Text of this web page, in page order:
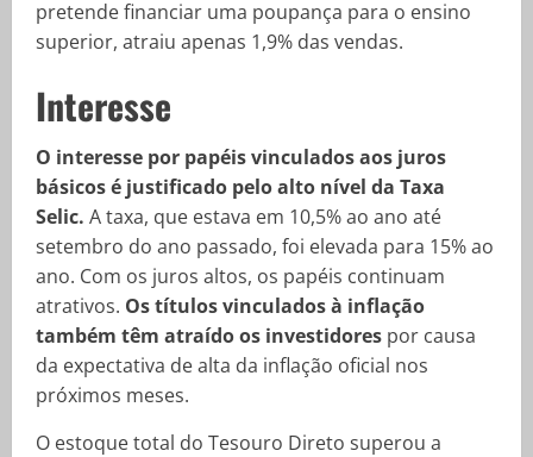
pretende financiar uma poupança para o ensino
superior, atraiu apenas 1,9% das vendas.
Interesse
O interesse por papéis vinculados aos juros
básicos é justificado pelo alto nível da Taxa
Selic. A taxa, que estava em 10,5% ao ano até
setembro do ano passado, foi elevada para 15% ao
ano. Com os juros altos, os papéis continuam
atrativos. Os títulos vinculados à inflação
também têm atraído os investidores por causa
da expectativa de alta da inflação oficial nos
próximos meses.
O estoque total do Tesouro Direto superou a